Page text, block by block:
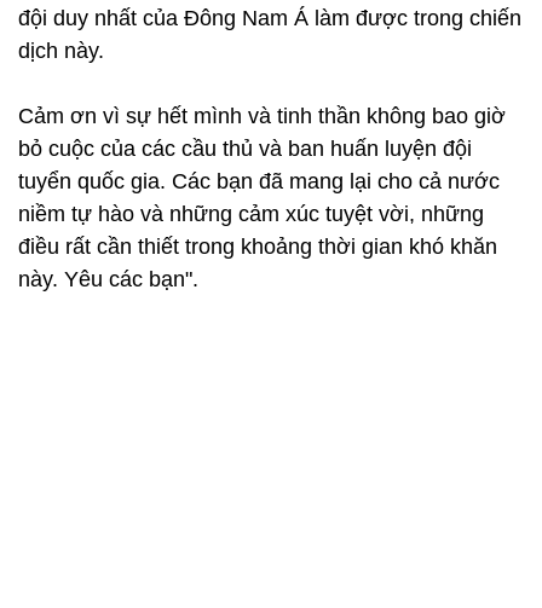
đội duy nhất của Đông Nam Á làm được trong chiến
dịch này.
Cảm ơn vì sự hết mình và tinh thần không bao giờ
bỏ cuộc của các cầu thủ và ban huấn luyện đội
tuyển quốc gia. Các bạn đã mang lại cho cả nước
niềm tự hào và những cảm xúc tuyệt vời, những
điều rất cần thiết trong khoảng thời gian khó khăn
này. Yêu các bạn".